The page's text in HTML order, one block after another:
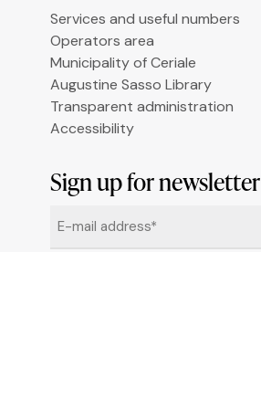
Services and useful numbers
Operators area
Municipality of Ceriale
Augustine Sasso Library
Transparent administration
Accessibility
Sign up for newsletter